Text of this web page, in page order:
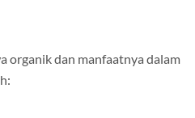
organik dan manfaatnya dalam